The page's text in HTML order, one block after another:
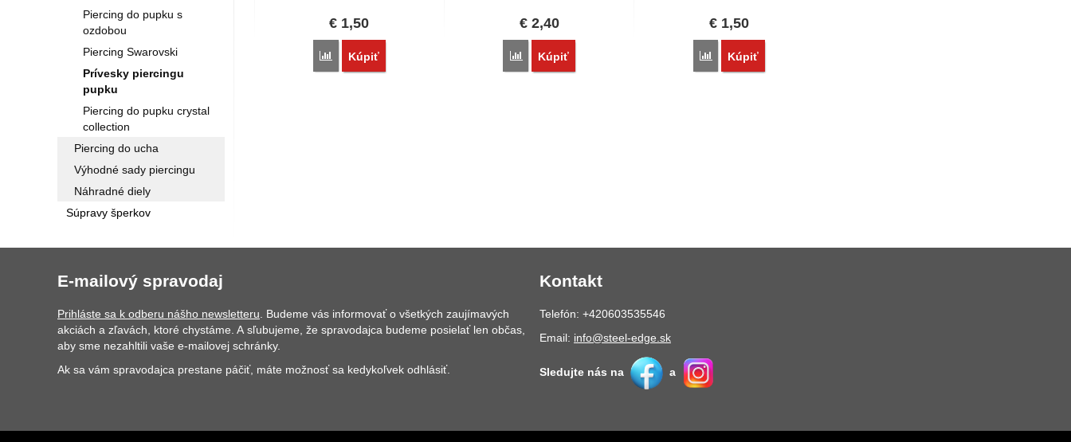
€ 1,50
Porovnať
Kúpiť
€2,40
Porovnať
Kúpiť
€1,50
Porovnať
Kúpiť
Piercing do pupku s
ozdobou
Piercing Swarovski
Prívesky piercingu
pupku
Piercing do pupku crystal
collection
Piercing do ucha
Výhodné sady piercingu
Náhradné diely
Súpravy šperkov
E-mailový spravodaj
Prihláste sa k odberu nášho newsletteru . Budeme vás informovať o všetkých zaujímavých
akciách a zľavách, ktoré chystáme. A sľubujeme, že spravodajca budeme posielať len občas,
aby sme nezahltili vaše e-mailovej schránky.
Ak sa vám spravodajca prestane páčiť, máte možnosť sa kedykoľvek odhlásiť.
Kontakt
Telefón: +420603535546
Email: info@steel-edge.sk
Sledujte nás na a